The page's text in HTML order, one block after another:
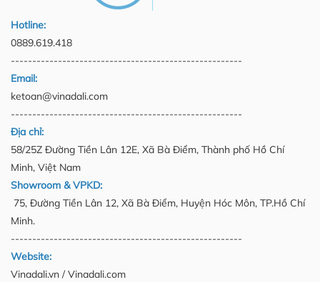
Hotline:
0889.619.418
------------------------------------------------------
Email:
ketoan@vinadali.com
------------------------------------------------------
Địa chỉ:
58/25Z Đường Tiền Lân 12E, Xã Bà Điểm, Thành phố Hồ Chí
Minh, Việt Nam
Showroom & VPKD:
75, Đường Tiền Lân 12, Xã Bà Điểm, Huyện Hóc Môn, TP.Hồ Chí
Minh.
------------------------------------------------------
Website:
Vinadali.vn / Vinadali.com